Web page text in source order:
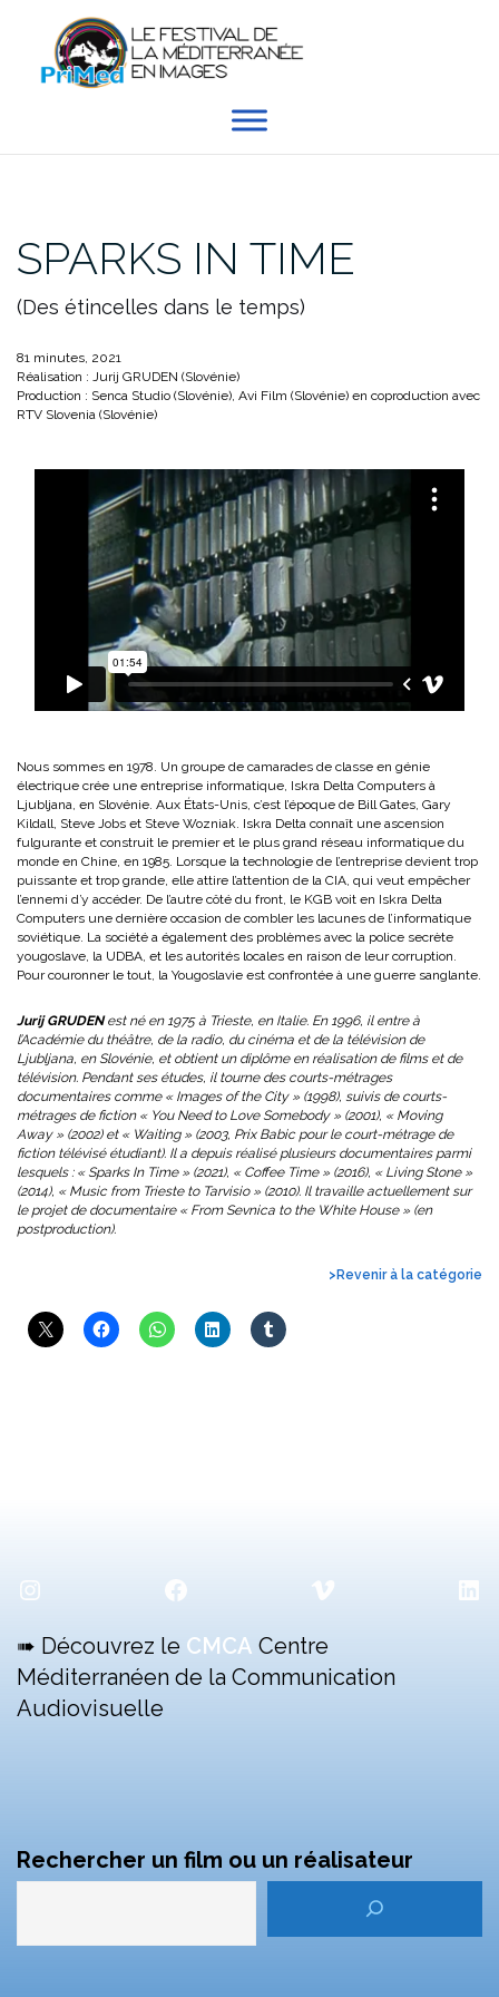
contenu
SPARKS IN TIME
(Des étincelles dans le temps)
81 minutes, 2021
Réalisation : Jurij GRUDEN (Slovénie)
Production : Senca Studio (Slovénie), Avi Film (Slovénie) en coproduction avec
RTV Slovenia (Slovénie)
Nous sommes en 1978. Un groupe de camarades de classe en génie
électrique crée une entreprise informatique, Iskra Delta Computers à
Ljubljana, en Slovénie. Aux États-Unis, c’est l’époque de Bill Gates, Gary
Kildall, Steve Jobs et Steve Wozniak. Iskra Delta connaît une ascension
fulgurante et construit le premier et le plus grand réseau informatique du
monde en Chine, en 1985. Lorsque la technologie de l’entreprise devient trop
puissante et trop grande, elle attire l’attention de la CIA, qui veut empêcher
l’ennemi d’y accéder. De l’autre côté du front, le KGB voit en Iskra Delta
Computers une dernière occasion de combler les lacunes de l’informatique
soviétique. La société a également des problèmes avec la police secrète
yougoslave, la UDBA, et les autorités locales en raison de leur corruption.
Pour couronner le tout, la Yougoslavie est confrontée à une guerre sanglante.
Jurij GRUDENest né en 1975 à Trieste, en Italie. En 1996, il entre à
l’Académie du théâtre, de la radio, du cinéma et de la télévision de
Ljubljana, en Slovénie, et obtient un diplôme en réalisation de films et de
télévision. Pendant ses études, il tourne des courts-métrages
documentaires comme « Images of the City » (1998), suivis de courts-
métrages de fiction « You Need to Love Somebody » (2001), « Moving
Away » (2002) et « Waiting » (2003, Prix Babic pour le court-métrage de
fiction télévisé étudiant). Il a depuis réalisé plusieurs documentaires parmi
lesquels : « Sparks In Time » (2021), « Coffee Time » (2016), « Living Stone »
(2014), « Music from Trieste to Tarvisio » (2010). Il travaille actuellement sur
le projet de documentaire « From Sevnica to the White House » (en
postproduction).
>Revenir à la catégorie
Instagram Facebook Vimeo
➠ Découvrez le CMCA Centre
Méditerranéen de la Communication
Audiovisuelle
Rechercher un film ou un réalisateur